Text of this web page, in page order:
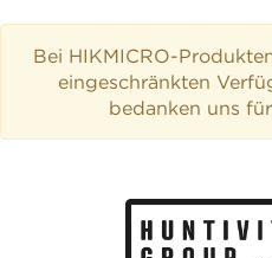
Bei HIKMICRO-
eingeschränkten
bedanken uns